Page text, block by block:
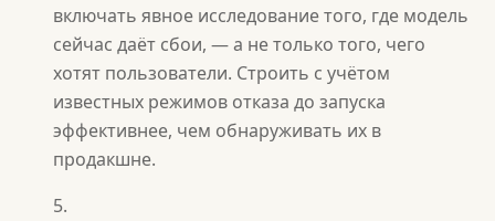
включать явное исследование того, где модель
сейчас даёт сбои, — а не только того, чего
хотят пользователи. Строить с учётом
известных режимов отказа до запуска
эффективнее, чем обнаруживать их в
продакшне.